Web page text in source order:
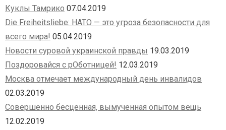
Куклы Тамрико 07.04.2019
Die Freiheitsliebe: НАТО — это угроза безопасности для
всего мира! 05.04.2019
Новости суровой украинской правды 19.03.2019
Поздоровайся с рОботницей! 12.03.2019
Москва отмечает международный день инвалидов
02.03.2019
Совершенно бесценная, вымученная опытом вещь
12.02.2019